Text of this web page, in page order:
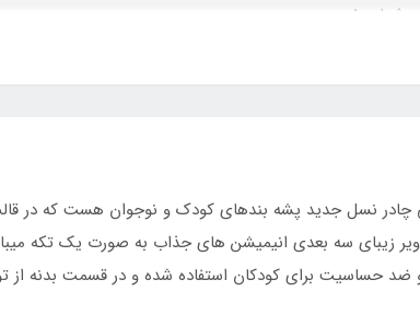
شماره 5
اسپاند باند
نسل جدید پشه‌ بندهای کودک و نوجوان هست که در
زیبای سه بعدی انیمیشن های جذاب به صورت یک تکه
حساسیت برای کودکان استفاده شده و در قسمت بدنه از